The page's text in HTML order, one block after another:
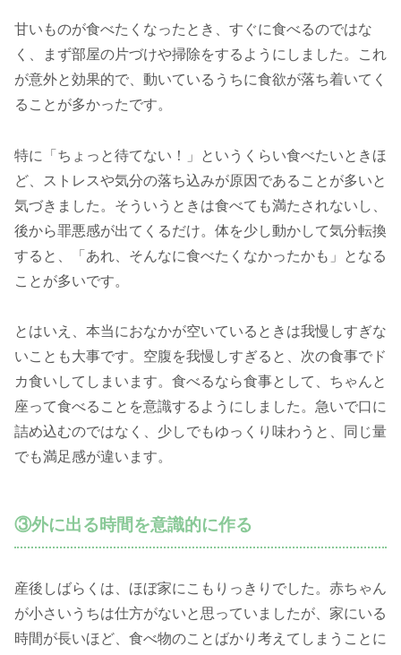
甘いものが食べたくなったとき、すぐに食べるのではな
く、まず部屋の片づけや掃除をするようにしました。これ
が意外と効果的で、動いているうちに食欲が落ち着いてく
ることが多かったです。
特に「ちょっと待てない！」というくらい食べたいときほ
ど、ストレスや気分の落ち込みが原因であることが多いと
気づきました。そういうときは食べても満たされないし、
後から罪悪感が出てくるだけ。体を少し動かして気分転換
すると、「あれ、そんなに食べたくなかったかも」となる
ことが多いです。
とはいえ、本当におなかが空いているときは我慢しすぎな
いことも大事です。空腹を我慢しすぎると、次の食事でド
カ食いしてしまいます。食べるなら食事として、ちゃんと
座って食べることを意識するようにしました。急いで口に
詰め込むのではなく、少しでもゆっくり味わうと、同じ量
でも満足感が違います。
③外に出る時間を意識的に作る
産後しばらくは、ほぼ家にこもりっきりでした。赤ちゃん
が小さいうちは仕方がないと思っていましたが、家にいる
時間が長いほど、食べ物のことばかり考えてしまうことに